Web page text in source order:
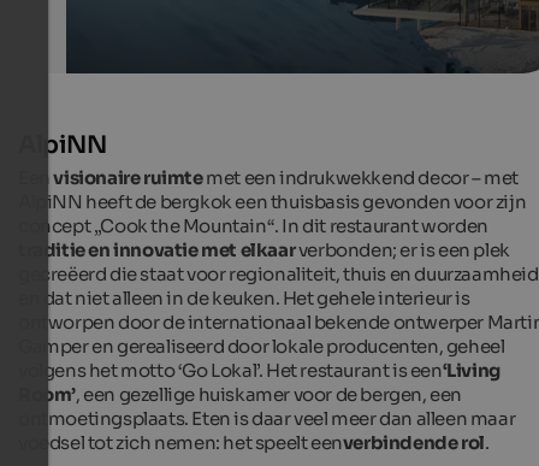
AlpiNN
Eenvisionaire ruimtemet een indrukwekkend decor – met
AlpiNN heeft de bergkok een thuisbasis gevonden voor zijn
concept „Cook the Mountain“. In dit restaurant worden
traditie en innovatie met elkaarverbonden; er is een plek
gecreëerd die staat voor regionaliteit, thuis en duurzaamheid
en dat niet alleen in de keuken. Het gehele interieur is
ontworpen door de internationaal bekende ontwerper
Gamper en gerealiseerd door lokale producenten, geheel
volgens het motto ‘Go Lokal’. Het restaurant is een‘Living
Room’, een gezellige huiskamer voor de bergen, een
ontmoetingsplaats. Eten is daar veel meer dan alleen maar
voedsel tot zich nemen: het speelt eenverbindende rol.